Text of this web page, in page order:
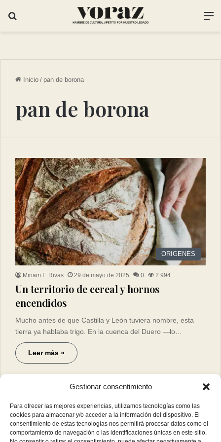
Gestionar consentimiento
Para ofrecer las mejores experiencias, utilizamos tecnologías como las
cookies para almacenar y/o acceder a la información del dispositivo. El
consentimiento de estas tecnologías nos permitirá procesar datos como el
comportamiento de navegación o las identificaciones únicas en este sitio.
Inicio / pan de borona
pan de borona
ORIGENES
Miriam F. Rivas 29 de mayo de 2025 0 2.994
Un territorio de cereal y hornos
encendidos
Mucho antes de que Castilla y León tuviera nombre, esta
tierra ya hablaba trigo. En la cuenca del Duero —lo…
Leer más »